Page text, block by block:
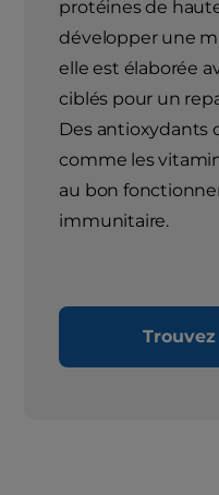
protéines de
développer une
elle est élaborée
ciblés pour un
Des antioxydants
comme les
au bon
immunitaire.